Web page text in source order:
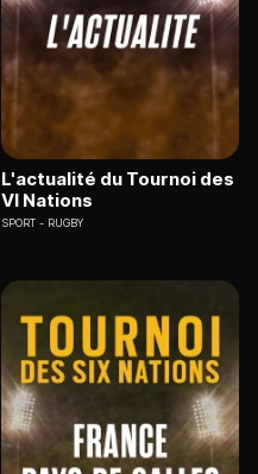
L'actualité du Tournoi des
VI Nations
SPORT RUGBY